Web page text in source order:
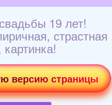
19 лет!
страстная
версию страницы